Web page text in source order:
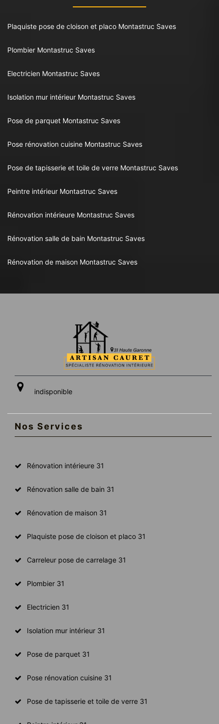
Plaquiste pose de cloison et placo Montastruc Saves
Plombier Montastruc Saves
Electricien Montastruc Saves
Isolation mur intérieur Montastruc Saves
Pose de parquet Montastruc Saves
Pose rénovation cuisine Montastruc Saves
Pose de tapisserie et toile de verre Montastruc Saves
Peintre intérieur Montastruc Saves
Rénovation intérieure Montastruc Saves
Rénovation salle de bain Montastruc Saves
Rénovation de maison Montastruc Saves
indisponible
Nos Services
Rénovation intérieure 31
Rénovation salle de bain 31
Rénovation de maison 31
Plaquiste pose de cloison et placo 31
Carreleur pose de carrelage 31
Plombier 31
Electricien 31
Isolation mur intérieur 31
Pose de parquet 31
Pose rénovation cuisine 31
Pose de tapisserie et toile de verre 31